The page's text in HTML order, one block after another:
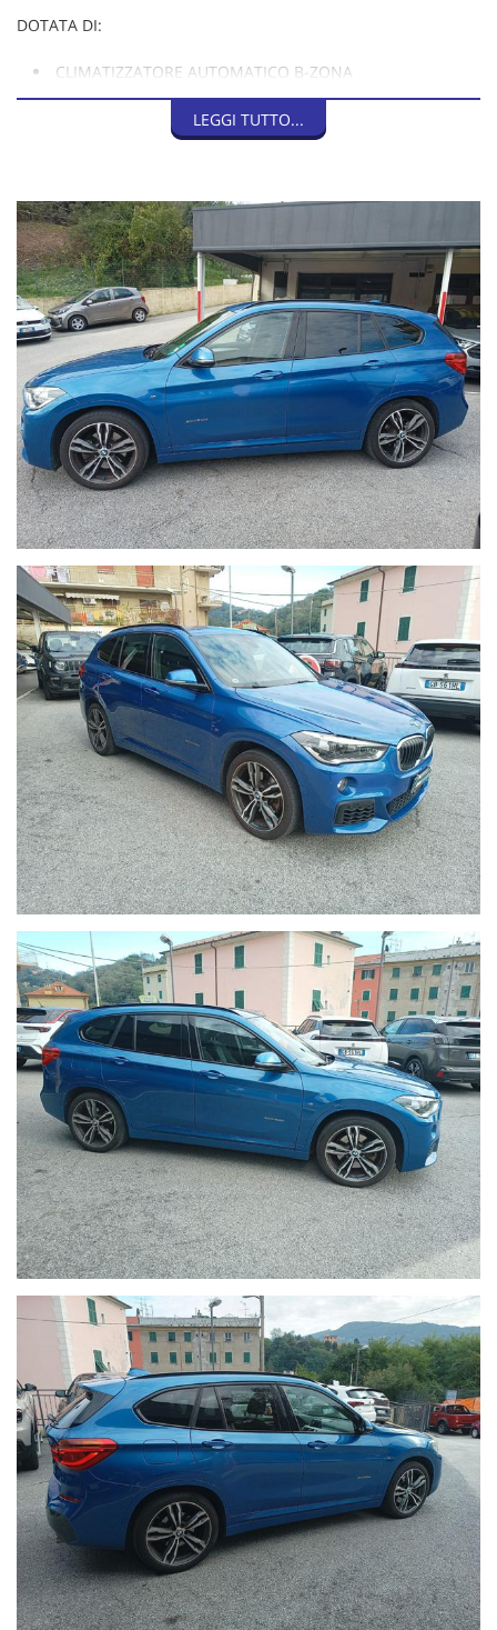
DOTATA DI:
CLIMATIZZATORE AUTOMATICO B-ZONA
NAVIGATORE SATELLITARE
SENSORI PIOGGIA
SENSORI DI PARCHEGGIO ANTERIORI
SENSORI DI PACHEGGIO POSTERIORI
BAGAGLIAIO ELETTRICO
FENDINEBBIA
SPECCHIETTI RICHIUDIBILI ELETTRICAMENTE
CRUIS CONTROL
AUTORADIO DIGITALE BLUETOOTH VIVAVOCE
ALLESTIMENTO SPORTIVO MSPORT
VISITA IL SITO INTERNET CON TUTTE LE NOSTRE PROPOSTE:
WWW.AUTOBORZOLI.IT
La ditta AUTOBORZOLI dedica molte risorse per il ripristino
dell'automobile prima della consegna, questo trattamento
evita all'acquirente futuro di dover recarsi presso officine
dovendo spendere altri soldi.
La ditta AUTOBORZOLI rilascerà un certificato di
attestazione dei lavori eseguiti e uno stato d'uso dell'auto al
momento dell'acquisto.
Oltre al programma manutenzione la ditta autoborzoli
esegue sulle vetture un lavaggio totale degli interni e
esterni.
IGIENIZZIAMO E SANIFICHIAMO TUTTE LE AUTO CON
TRATTAMENTO CON OZONO, laviamo tutte le parti plastiche
con appositi prodotti a base di alcol.
Il nostro servizio cerca di soddisfare al massimo il cliente,
tenendo alti gli standard qualitativi per l'acquisto di un’auto
usata.
N.B: Qualora fossero presenti imprecisioni causate dalla non
uniformità dei dati pubblicati dai diversi portali, o dal
nostro sito internet, invitiamo a verificare le caratteristiche
dello specifico veicolo presso la nostra rete vendita .
Fedeli ai nostri valori di Onestà e Chiarezza controlliamo e
certifichiamo i km di ogni auto in vendita nel nostro
autosalone, con la possibilità di accesso a storici interventi
manutenzione e fatture ( nel caso fossero presenti )
.Evidenziamo il chilometraggio dell'auto nella fattura di
acquisto e per tutelare meglio il futuro cliente facciamo
indicare e sottoscrivere sull'atto di vendita al momento del
consegna dal precedente proprietario i chilometri .
I prezzi indicati sul nostro sito , possono variare a seconda
della campagna in essere di casa madre , in base ai requisiti
dei clienti
Tutto questo per dare ulteriore segno di trasparenza a tutti
i nostri clienti
LEGGI TUTTO...